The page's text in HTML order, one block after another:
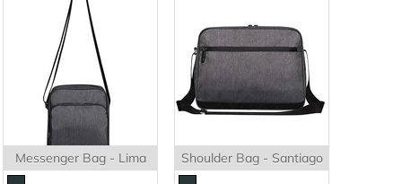
Messenger Bag - Lima Shoulder Bag - Santiago